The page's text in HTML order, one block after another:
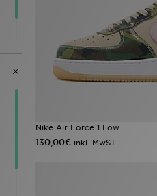
Nike Air Force 1 Low
130,00€ inkl. MwST.